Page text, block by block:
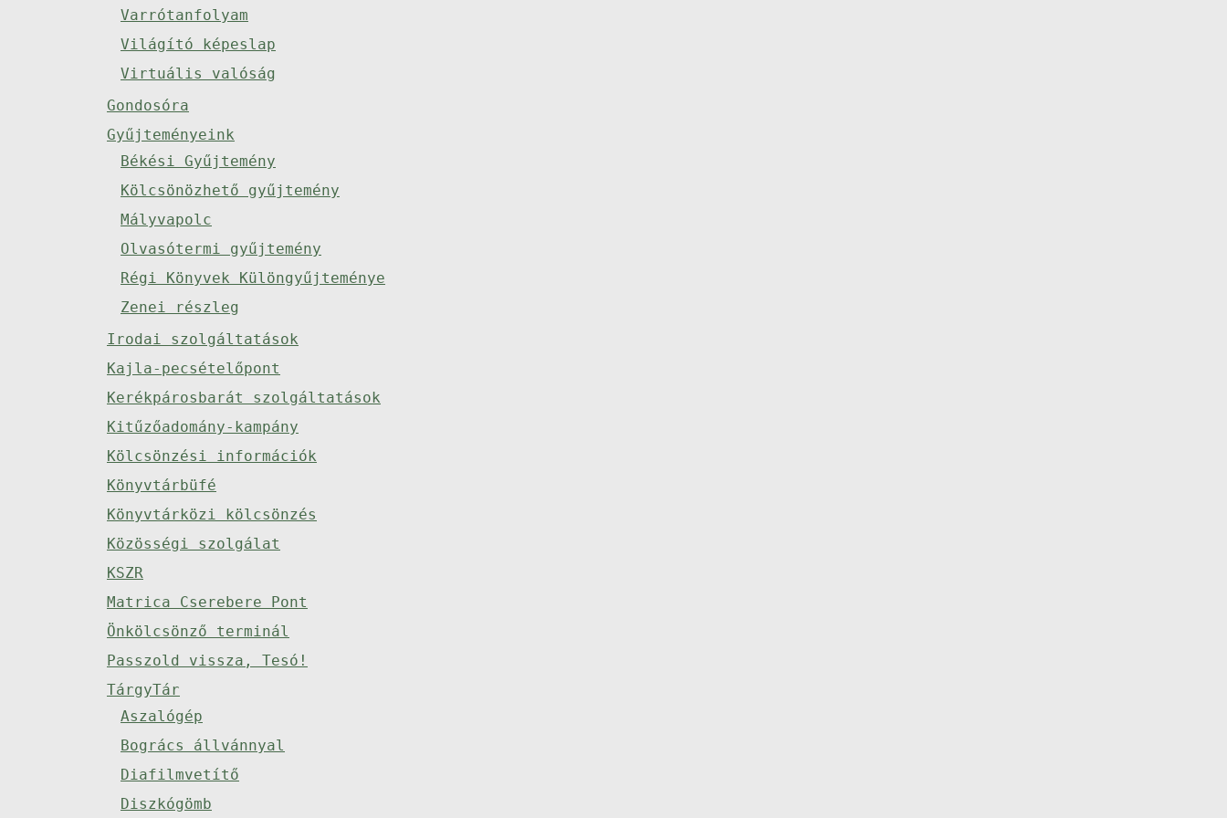
Varrótanfolyam
Világító képeslap
Virtuális valóság
Gondosóra
Gyűjteményeink
Békési Gyűjtemény
Kölcsönözhető gyűjtemény
Mályvapolc
Olvasótermi gyűjtemény
Régi Könyvek Különgyűjteménye
Zenei részleg
Irodai szolgáltatások
Kajla-pecsételőpont
Kerékpárosbarát szolgáltatások
Kitűzőadomány-kampány
Kölcsönzési információk
Könyvtárbüfé
Könyvtárközi kölcsönzés
Közösségi szolgálat
KSZR
Matrica Cserebere Pont
Önkölcsönző terminál
Passzold vissza, Tesó!
TárgyTár
Aszalógép
Bogrács állvánnyal
Diafilmvetítő
Diszkógömb